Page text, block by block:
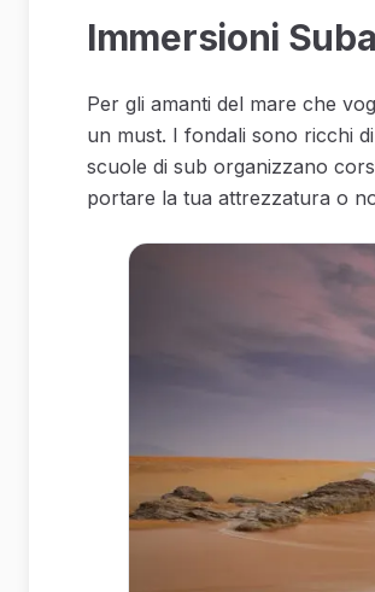
Immersioni
Per gli amanti del mare che
un must. I fondali sono ricchi
scuole di sub organizzano
portare la tua attrezzatura o